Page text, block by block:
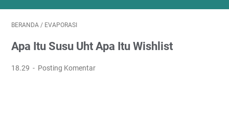
BERANDA / EVAPORASI
Apa Itu Susu Uht Apa Itu Wishlist
18.29 Posting Komentar